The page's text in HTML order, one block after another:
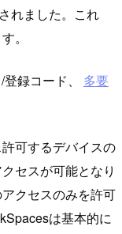
れました。これ
。
録コード、 多要
可するデバイスの
セスが可能となり
クセスのみを許可
は基本的に